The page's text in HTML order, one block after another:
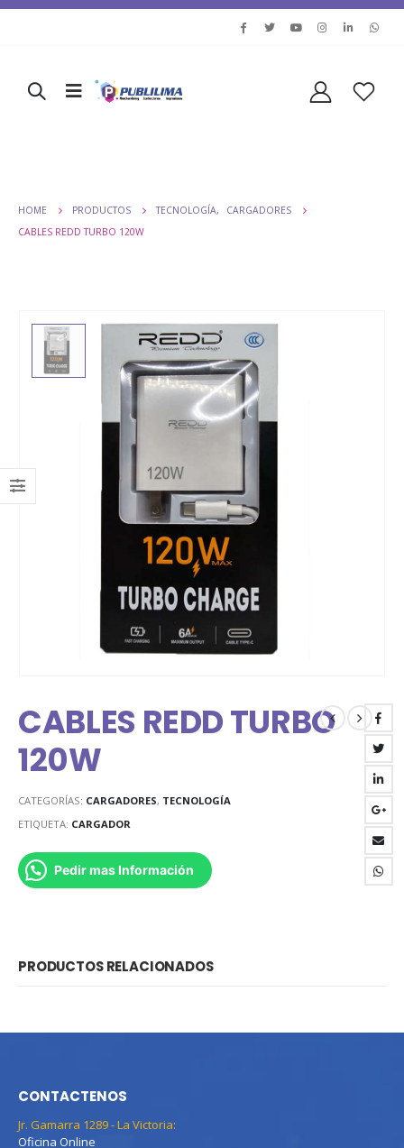
HOME PRODUCTOS TECNOLOGÍA,
CARGADORES
CABLES REDD TURBO 120W
CABLES REDD TURBO
120W
CATEGORÍAS: CARGADORES, TECNOLOGÍA
ETIQUETA: CARGADOR
Pedir mas Información
PRODUCTOS RELACIONADOS
CONTACTENOS
Jr. Gamarra 1289 - La Victoria:
Oficina Online